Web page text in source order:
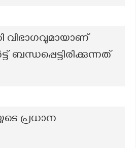
വിഭാഗവുമായാണ്
ബന്ധപ്പെട്ടിരിക്കുന്നത്
പ്രധാന